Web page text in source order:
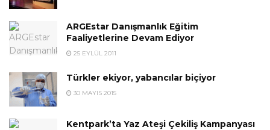
ARGEstar Danışmanlık Eğitim
Faaliyetlerine Devam Ediyor
25 EYLÜL 2011
Türkler ekiyor, yabancılar biçiyor
30 MAYIS 2015
Kentpark’ta Yaz Ateşi Çekiliş Kampanyası